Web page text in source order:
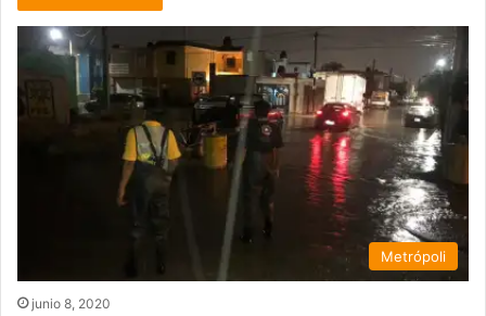
Metrópoli
junio 8, 2020